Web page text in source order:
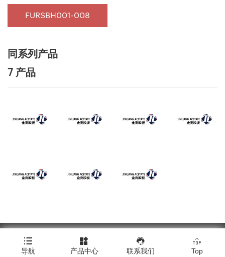
FURSBH001-008
同系列产品
7 产品
Copyright © 浙江金亮塑料胶板有限公司
Click here to download all product images.|技术支持：橙树网络

导航

产品中心

联系我们

Top